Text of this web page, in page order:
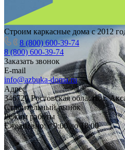
Строим каркасные дома с 2012
8 (800) 600-39-74
8 (800) 600-39-74
Заказать звонок
E-mail
info@azbuka-doma.ru
Адрес
346720 Ростовская область, г.
Строительный рынок
Режим работы
Ежедневно: с 9:00 до 18:00